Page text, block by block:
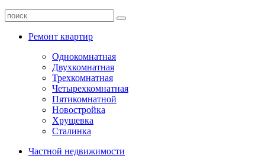
Ремонт квартир
Однокомнатная
Двухкомнатная
Трехкомнатная
Четырехкомнатная
Пятикомнатной
Новостройка
Хрущевка
Сталинка
Частной недвижимости